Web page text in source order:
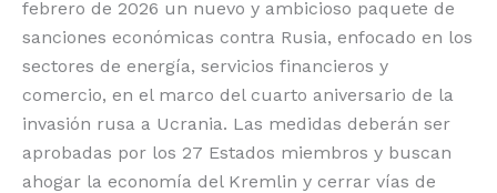
febrero de 2026 un nuevo y ambicioso paquete de
sanciones económicas contra Rusia, enfocado en los
sectores de energía, servicios financieros y
comercio, en el marco del cuarto aniversario de la
invasión rusa a Ucrania. Las medidas deberán ser
aprobadas por los 27 Estados miembros y buscan
ahogar la economía del Kremlin y cerrar vías de